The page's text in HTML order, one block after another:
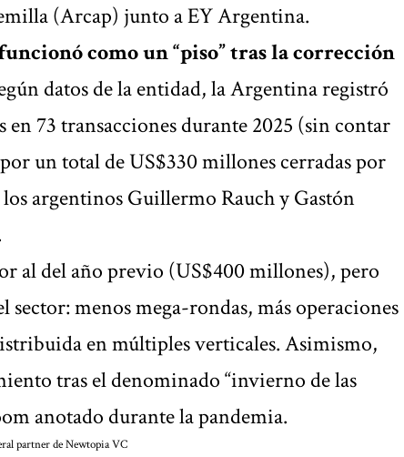
(Arcap) junto a EY Argentina.
como un “piso” tras la corrección
datos de la entidad, la Argentina registró
73 transacciones durante 2025 (sin contar
un total de US$330 millones cerradas por
argentinos Guillermo Rauch y Gastón
al del año previo (US$400 millones), pero
menos mega-rondas, más operaciones
en múltiples verticales. Asimismo,
tras el denominado “invierno de las
anotado durante la pandemia.
partner de Newtopia VC